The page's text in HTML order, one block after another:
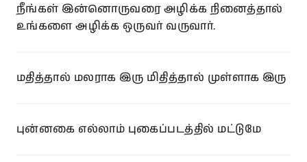
நீங்கள் இன்னொருவரை அழிக்க நினைத்தால்
உங்களை அழிக்க ஒருவர் வருவார்.
மதித்தால் மலராக இரு மிதித்தால் முள்ளாக இரு
புன்னகை எல்லாம் புகைப்படத்தில் மட்டுமே